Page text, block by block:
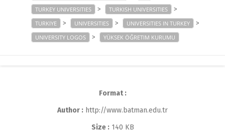
TURKEY UNIVERSITIES > TURKISH UNIVERSITIES >
TURKIYE > UNIVERSITIES > UNIVERSITIES IN TURKEY >
UNIVERSITY LOGOS > YÜKSEK ÖĞRETIM KURUMU
Format :
Author : http://www.batman.edu.tr
Size :140 KB